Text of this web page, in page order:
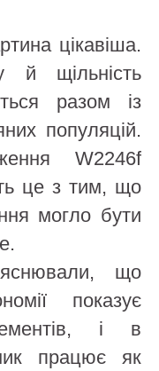
цікавіша.
й щільність
разом із
популяцій.
W2246f
це з тим, що
могло бути
що
показує
і в
працює як